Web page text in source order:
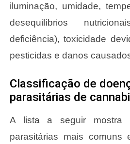
iluminação, umidade,
desequilíbrios
deficiência), toxicidade
pesticidas e danos
Classificação de
parasitárias de
A lista a seguir mostra
parasitárias mais comuns